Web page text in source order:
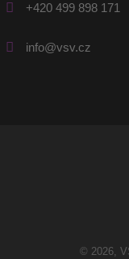
+420 499 898 171
info@vsv.cz
© 2026,